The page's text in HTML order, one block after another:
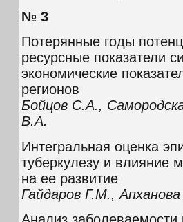
№ 3
Потерянные годы
ресурсные показатели
экономические
регионов
Бойцов С.А.,
В.А.
Интегральная оценка
туберкулезу и влияние
на ее развитие
Гайдаров Г.М.,